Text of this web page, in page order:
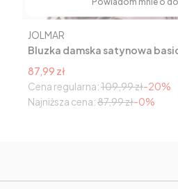
Bluzka damska satynowa
Producent
JOLMAR
Cena promocyjna
87,99 zł
Cena regularna:109,99 zł-20%
Najniższa cena:87,99 zł-0%